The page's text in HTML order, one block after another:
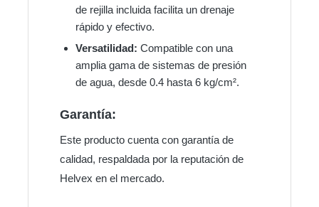
de rejilla incluida facilita un drenaje
rápido y efectivo.
Versatilidad: Compatible con una
amplia gama de sistemas de presión
de agua, desde 0.4 hasta 6 kg/cm².
Garantía:
Este producto cuenta con garantía de
calidad, respaldada por la reputación de
Helvex en el mercado.